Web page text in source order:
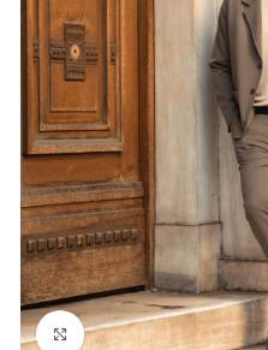
Click to enlarge